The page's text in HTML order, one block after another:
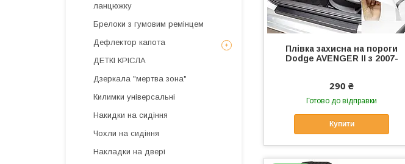
Плівка захисна на пороги
Dodge AVENGER II з 2007-
290 ₴
Готово до відправки
Купити
ланцюжку
Брелоки з гумовим ремінцем
Дефлектор капота
ДЕТКІ КРІСЛА
Дзеркала "мертва зона"
Килимки універсальні
Накидки на сидіння
Чохли на сидіння
Накладки на двері